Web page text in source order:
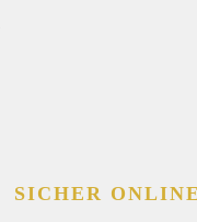
SICHER